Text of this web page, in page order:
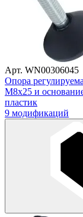
Арт. WN00306045
Опора
М8х25 и
пластик
9 модификаций